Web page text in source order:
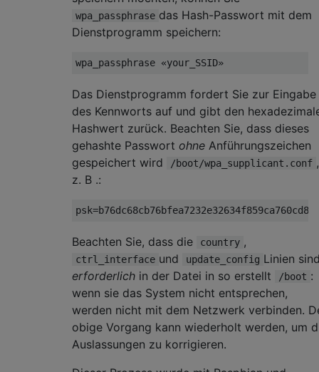
wpa_passphrase das Hash-Passwort mit dem
Dienstprogramm speichern:
Das Dienstprogramm fordert Sie zur Eingabe
des Kennworts auf und gibt den
Hashwert zurück. Beachten Sie, dass dieses
gehashte Passwort ohne Anführungszeichen
gespeichert wird
/boot/wpa_supplicant.conf ,
z. B .:
Beachten Sie, dass die country ,
ctrl_interface und update_config Linien
erforderlich in der Datei in so erstellt /boot :
wenn sie das System nicht entsprechen,
werden nicht mit dem Netzwerk verbinden.
obige Vorgang kann wiederholt werden, um
Auslassungen zu korrigieren.